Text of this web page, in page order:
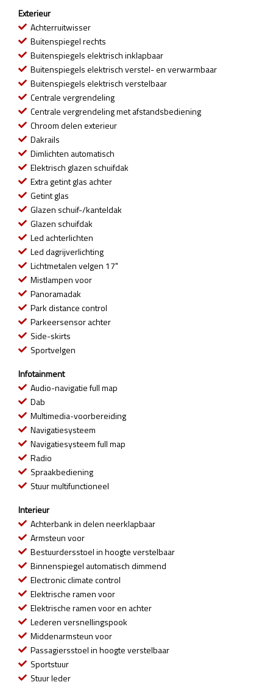
Exterieur
Achterruitwisser
Buitenspiegel rechts
Buitenspiegels elektrisch inklapbaar
Buitenspiegels elektrisch verstel- en verwarmbaar
Buitenspiegels elektrisch verstelbaar
Centrale vergrendeling
Centrale vergrendeling met afstandsbediening
Chroom delen exterieur
Dakrails
Dimlichten automatisch
Elektrisch glazen schuifdak
Extra getint glas achter
Getint glas
Glazen schuif-/kanteldak
Glazen schuifdak
Led achterlichten
Led dagrijverlichting
Lichtmetalen velgen 17"
Mistlampen voor
Panoramadak
Park distance control
Parkeersensor achter
Side-skirts
Sportvelgen
Infotainment
Audio-navigatie full map
Dab
Multimedia-voorbereiding
Navigatiesysteem
Navigatiesysteem full map
Radio
Spraakbediening
Stuur multifunctioneel
Interieur
Achterbank in delen neerklapbaar
Armsteun voor
Bestuurdersstoel in hoogte verstelbaar
Binnenspiegel automatisch dimmend
Electronic climate control
Elektrische ramen voor
Elektrische ramen voor en achter
Lederen versnellingspook
Middenarmsteun voor
Passagiersstoel in hoogte verstelbaar
Sportstuur
Stuur leder